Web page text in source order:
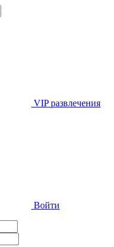
VIP развлечения
Войти